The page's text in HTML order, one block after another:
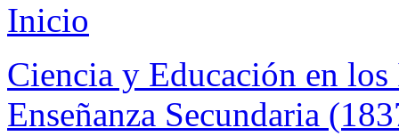
Ciencia y Educación en
Enseñanza Secundaria